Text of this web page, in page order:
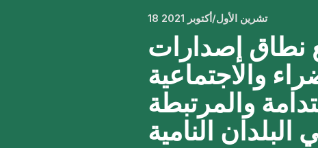
18 تشرين الأول/أكتوبر 2021
نطاق إصدارات
والاجتماعية
والمرتبطة
البلدان النامية